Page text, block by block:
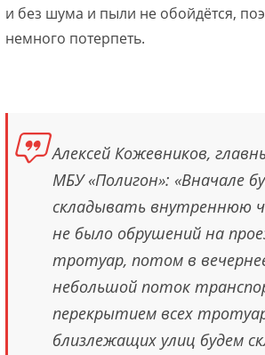
и без шума и пыли не обойдётся,
немного потерпеть.
Алексей Кожевников,
МБУ «Полигон»: «Вначале
складывать внутреннюю
не было обрушений на
тротуар, потом в
небольшой поток
перекрытием всех
близлежащих улиц будем